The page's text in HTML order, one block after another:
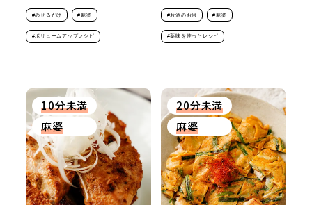
#のせるだけ #麻婆
#ボリュームアップレシピ
#お酒のお供 #麻婆
#薬味を使ったレシピ
10分未満
麻婆
20分未満
麻婆